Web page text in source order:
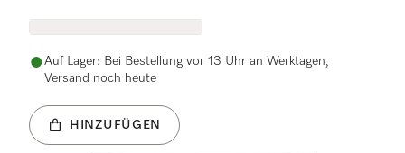
Auf Lager: Bei Bestellung vor 13 Uhr an Werktagen,
Versand noch heute
HINZUFÜGEN